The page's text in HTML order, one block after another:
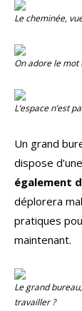
Le cheminée,
On adore le
L’espace n’est
Un grand
dispose d’une
également
déplorera
pratiques
maintenant.
Le grand
travailler ?